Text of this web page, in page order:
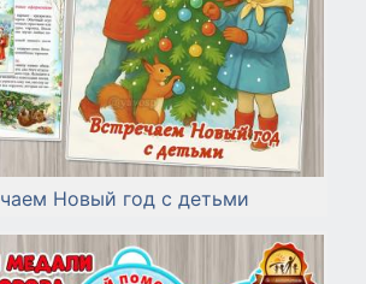
Новый год с детьми